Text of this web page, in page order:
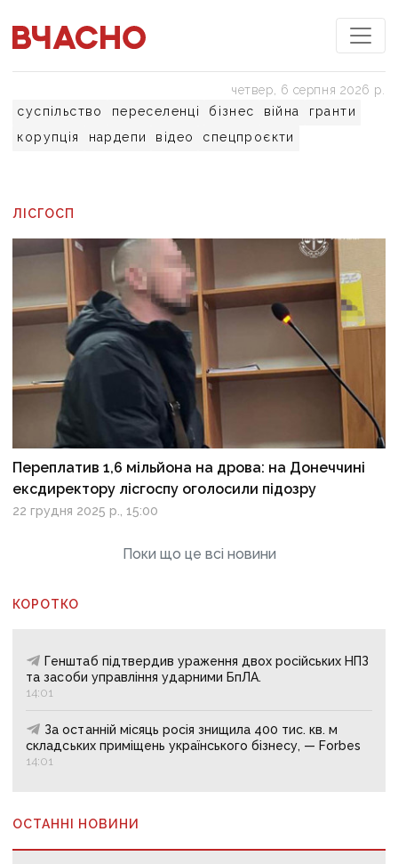
суспільство переселенці бізнес війна
гранти
корупція
нардепи відео спецпроєкти
четвер, 6 серпня 2026 р.
ЛІСГОСП
Переплатив 1,6 мільйона на дрова: на Донеччині
ексдиректору лісгоспу оголосили підозру
22 грудня 2025 р., 15:00
Поки що це всі новини
КОРОТКО
Генштаб підтвердив ураження двох російських НПЗ
та засоби управління ударними БпЛА.
14:01
За останній місяць росія знищила 400 тис. кв. м
складських приміщень українського бізнесу, — Forbes
14:01
ОСТАННІ НОВИНИ